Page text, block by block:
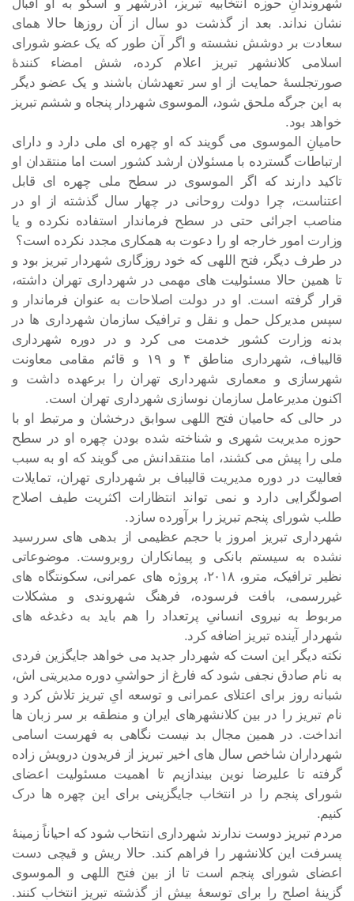
شهروندانِ حوزه انتخابیه تبریز، آذرشهر و اسکو به او اقبال
نشان نداند. بعد از گذشت دو سال از آن روزها حالا همای
سعادت بر دوشش نشسته و اگر آن طور که یک عضو شورای
اسلامی کلانشهر تبریز اعلام کرده، شش امضاء کنندۀ
صورتجلسۀ حمایت از او سر تعهدشان باشند و یک عضو دیگر
به این جرگه ملحق شود، الموسوی شهردار پنجاه و ششم تبریز
خواهد بود.
حامیانِ الموسوی می گویند که او چهره ای ملی دارد و دارای
ارتباطات گسترده با مسئولان ارشد کشور است اما منتقدان او
تاکید دارند که اگر الموسوی در سطح ملی چهره ای قابل
اعتناست، چرا دولت روحانی در چهار سال گذشته از او در
مناصب اجرائی حتی در سطح فرماندار استفاده نکرده و یا
وزارت امور خارجه او را دعوت به همکاری مجدد نکرده است؟
در طرف دیگر، فتح اللهی که خود روزگاری شهردار تبریز بود و
تا همین حالا مسئولیت های مهمی در شهرداری تهران داشته،
قرار گرفته است. او در دولت اصلاحات به عنوان فرماندار و
سپس مدیرکل حمل و نقل و ترافیک سازمان شهرداری ها در
بدنه وزارت کشور خدمت می کرد و در دوره شهرداری
قالیباف، شهرداری مناطق ۴ و ۱۹ و قائم مقامی معاونت
شهرسازی و معماری شهرداری تهران را برعهده داشت و
اکنون مدیرعامل سازمان نوسازی شهرداری تهران است.
در حالی که حامیان فتح اللهی سوابق درخشان و مرتبط او با
حوزه مدیریت شهری و شناخته شده بودن چهره او در سطح
ملی را پیش می کشند، اما منتقدانش می گویند که او به سبب
فعالیت در دوره مدیریت قالیباف بر شهرداری تهران، تمایلات
اصولگرایی دارد و نمی تواند انتظارات اکثریت طیف اصلاح
طلب شورای پنجم تبریز را برآورده سازد.
شهرداری تبریز امروز با حجم عظیمی از بدهی های سررسید
نشده به سیستم بانکی و پیمانکاران روبروست. موضوعاتی
نظیر ترافیک، مترو، ۲۰۱۸، پروژه های عمرانی، سکونتگاه های
غیررسمی، بافت فرسوده، فرهنگ شهروندی و مشکلات
مربوط به نیروی انسانیِ پرتعداد را هم باید به دغدغه های
شهردار آینده تبریز اضافه کرد.
نکته دیگر این است که شهردار جدید می خواهد جایگزین فردی
به نام صادق نجفی شود که فارغ از حواشیِ دوره مدیریتی اش،
شبانه روز برای اعتلای عمرانی و توسعه ایِ تبریز تلاش کرد و
نام تبریز را در بین کلانشهرهای ایران و منطقه بر سر زبان ها
انداخت. در همین مجال بد نیست نگاهی به فهرست اسامی
شهرداران شاخص سال های اخیر تبریز از فریدون درویش زاده
گرفته تا علیرضا نوین بیندازیم تا اهمیت مسئولیت اعضای
شورای پنجم را در انتخاب جایگزینی برای این چهره ها درک
کنیم.
مردم تبریز دوست ندارند شهرداری انتخاب شود که احیاناً زمینۀ
پسرفت این کلانشهر را فراهم کند. حالا ریش و قیچی دست
اعضای شورای پنجم است تا از بین فتح اللهی و الموسوی
گزینۀ اصلح را برای توسعۀ بیش از گذشته تبریز انتخاب کنند.